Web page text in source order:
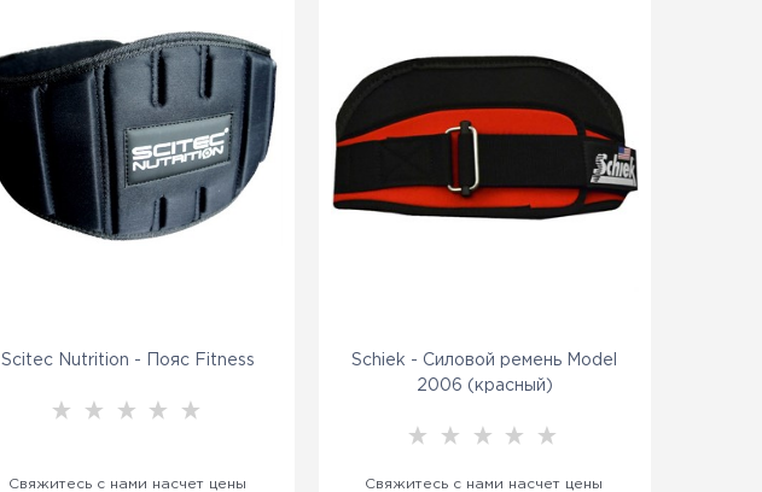
Scitec Nutrition - Пояс Fitness
Свяжитесь с нами насчет цены
Schiek - Силовой ремень Model
2006 (красный)
Свяжитесь с нами насчет цены